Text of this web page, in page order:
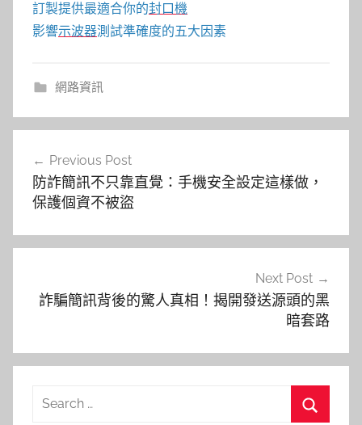
訂製提供最適合你的封口機
影響示波器測試準確度的五大因素
網路資訊
導
覽
Previous Post
防詐簡訊不只靠直覺：手機安全設定這樣做，
保護個資不被盜
Next Post
詐騙簡訊背後的驚人真相！揭開發送源頭的黑
暗套路
Search